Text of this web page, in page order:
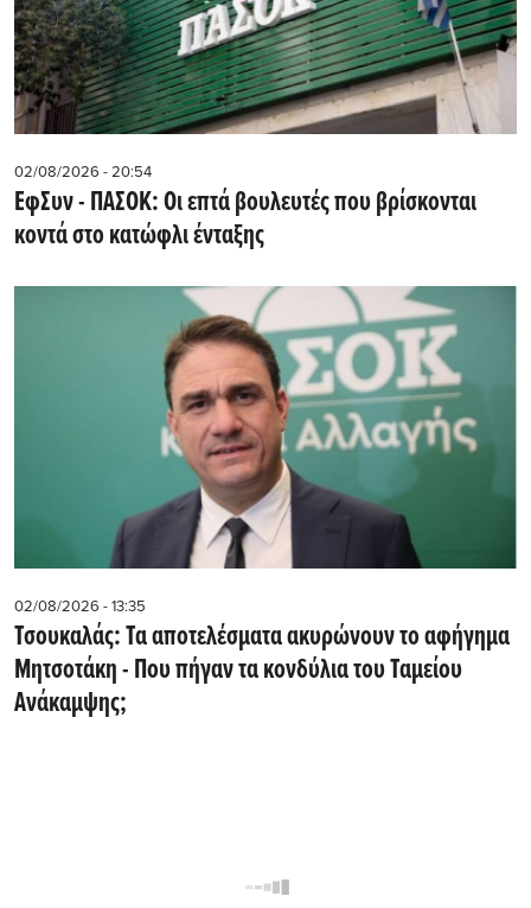
02/08/2026 - 20:54
EφΣυν - ΠΑΣΟΚ: Οι επτά βουλευτές που βρίσκονται
κοντά στο κατώφλι ένταξης
02/08/2026 - 13:35
Τσουκαλάς: Τα αποτελέσματα ακυρώνουν το αφήγημα
Μητσοτάκη - Που πήγαν τα κονδύλια του Ταμείου
Ανάκαμψης;